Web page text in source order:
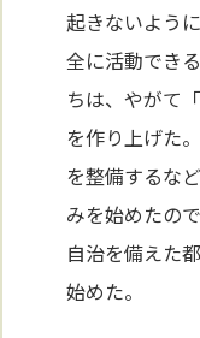
起きないよう
全に活動でき
ちは、やがて
を作り上げた
を整備するな
みを始めたので
自治を備えた
始めた。